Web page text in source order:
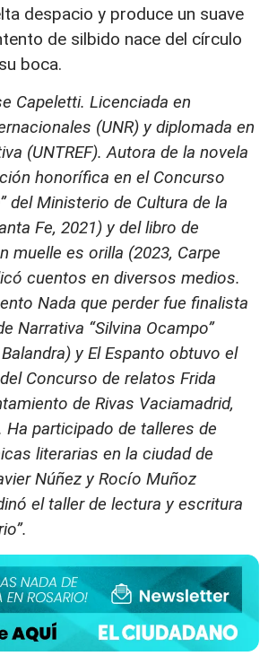
despacio y produce un suave
de silbido nace del círculo
boca.
Capeletti. Licenciada en
(UNR) y diplomada en
(UNTREF). Autora de la novela
honorífica en el Concurso
del Ministerio de Cultura de la
Fe, 2021) y del libro de
muelle es orilla (2023, Carpe
cuentos en diversos medios.
Nada que perder fue finalista
Narrativa “Silvina Ocampo”
y El Espanto obtuvo el
Concurso de relatos Frida
de Rivas Vaciamadrid,
Ha participado de talleres de
literarias en la ciudad de
Núñez y Rocío Muñoz
el taller de lectura y escritura